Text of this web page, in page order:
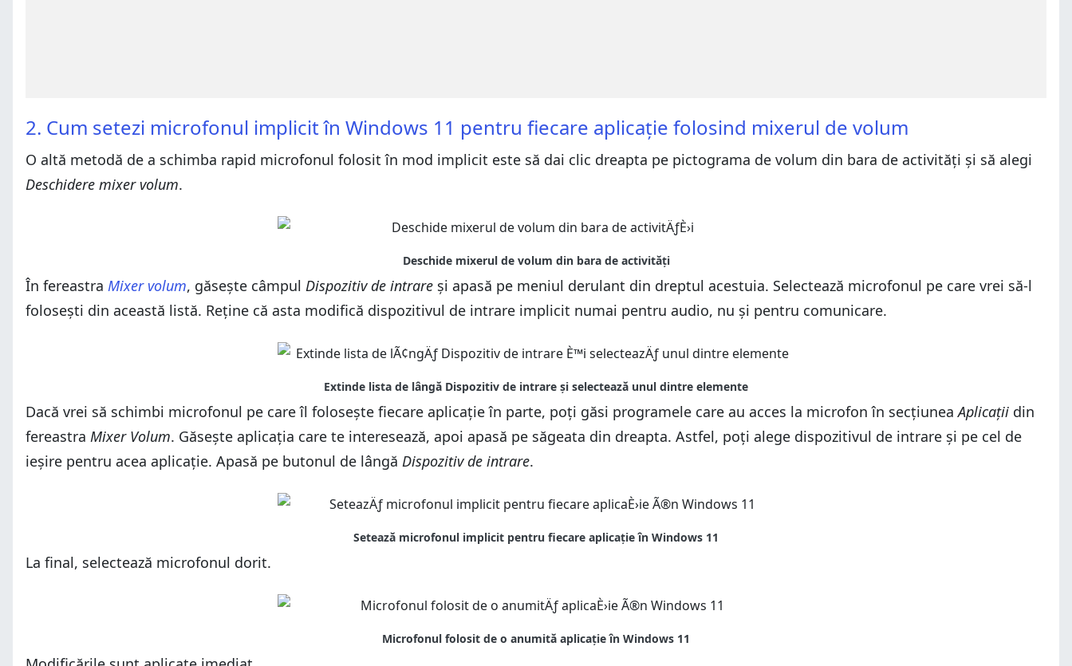
2. Cum setezi microfonul implicit în Windows 11 pentru fiecare aplicație folosind mixerul de volum
O altă metodă de a schimba rapid microfonul folosit în mod implicit este să dai clic dreapta pe pictograma de volum din bara de activități și să alegi
Deschidere mixer volum.
În fereastra Mixer volum, găsește câmpul Dispozitiv de intrare și apasă pe meniul derulant din dreptul acestuia. Selectează microfonul pe care vrei să-l
folosești din această listă. Reține că asta modifică dispozitivul de intrare implicit numai pentru audio, nu și pentru comunicare.
Dacă vrei să schimbi microfonul pe care îl folosește fiecare aplicație în parte, poți găsi programele care au acces la microfon în secțiuneaAplicații din
fereastra Mixer Volum. Găsește aplicația care te interesează, apoi apasă pe săgeata din dreapta. Astfel, poți alege dispozitivul de intrare și pe cel de
ieșire pentru acea aplicație. Apasă pe butonul de lângă Dispozitiv de intrare.
La final, selectează microfonul dorit.